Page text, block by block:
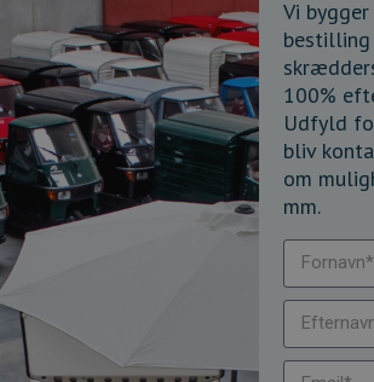
Vi
bestilling
100%
Udfyld
bliv
om
mm.